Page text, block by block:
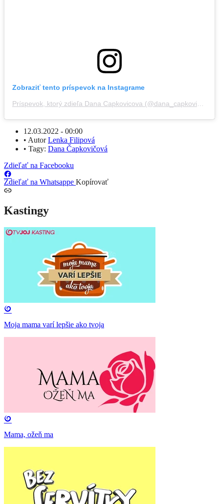
Zobraziť tento príspevok na Instagrame
12.03.2022 - 00:00
• AutorLenka Filipová
• Tagy: Dana Čapkovičová
Zdieľať na Facebooku
Zdieľať na Whatsappe Kopírovať
Kastingy
Moja mama varí lepšie ako tvoja
Mama, ožeň ma